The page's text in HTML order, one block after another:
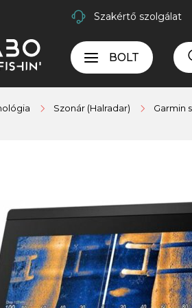
Szakértő szolgálat
BOLT
Szonár (Halradar) Garmin